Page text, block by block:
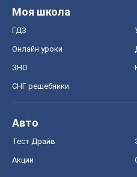
Моя школа
ГДЗ
Онлайн уроки
ЗНО
СНГ решебники
Авто
Тест Драйв
Акции